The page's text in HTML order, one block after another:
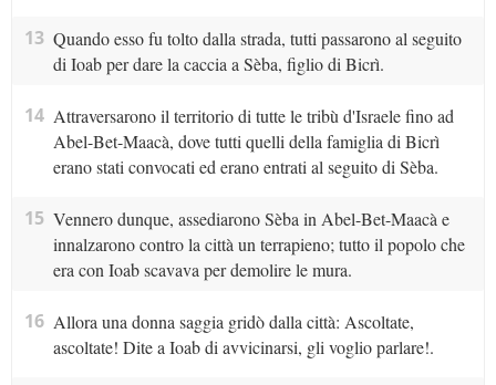
13 Quando esso fu tolto dalla strada, tutti passarono al seguito
di Ioab per dare la caccia a Sèba, figlio di Bicrì.
14 Attraversarono il territorio di tutte le tribù d'Israele fino ad
Abel-Bet-Maacà, dove tutti quelli della famiglia di Bicrì
erano stati convocati ed erano entrati al seguito di Sèba.
15 Vennero dunque, assediarono Sèba in Abel-Bet-Maacà e
innalzarono contro la città un terrapieno; tutto il popolo che
era con Ioab scavava per demolire le mura.
16 Allora una donna saggia gridò dalla città: Ascoltate,
ascoltate! Dite a Ioab di avvicinarsi, gli voglio parlare!.